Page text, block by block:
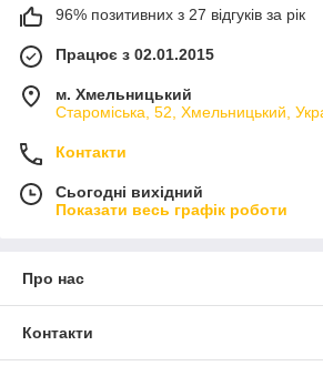
96% позитивних з 27 відгуків за рік
Працює з 02.01.2015
м. Хмельницький
Староміська, 52, Хмельницький,
Контакти
Сьогодні вихідний
Показати весь графік роботи
Про нас
Контакти